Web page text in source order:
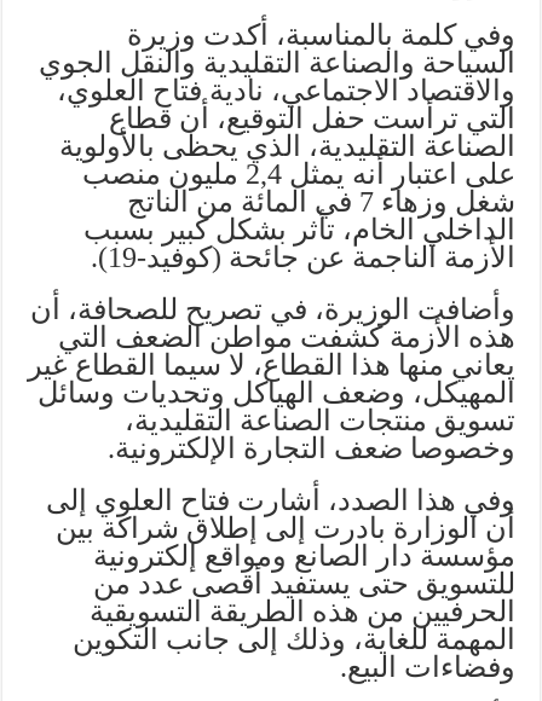
وفي كلمة بالمناسبة، أكدت وزيرة
السياحة والصناعة التقليدية والنقل الجوي
والاقتصاد الاجتماعي، نادية فتاح العلوي،
التي ترأست حفل التوقيع، أن قطاع
الصناعة التقليدية، الذي يحظى بالأولوية
على اعتبار أنه يمثل 2,4 مليون منصب
شغل وزهاء 7 في المائة من الناتج
الداخلي الخام، تأثر بشكل كبير بسبب
الأزمة الناجمة عن جائحة (كوفيد-19).
وأضافت الوزيرة، في تصريح للصحافة، أن
هذه الأزمة كشفت مواطن الضعف التي
يعاني منها هذا القطاع، لا سيما القطاع غير
المهيكل، وضعف الهياكل وتحديات وسائل
تسويق منتجات الصناعة التقليدية،
وخصوصا ضعف التجارة الإلكترونية.
وفي هذا الصدد، أشارت فتاح العلوي إلى
أن الوزارة بادرت إلى إطلاق شراكة بين
مؤسسة دار الصانع ومواقع إلكترونية
للتسويق حتى يستفيد أقصى عدد من
الحرفيين من هذه الطريقة التسويقية
المهمة للغاية، وذلك إلى جانب التكوين
وفضاءات البيع.